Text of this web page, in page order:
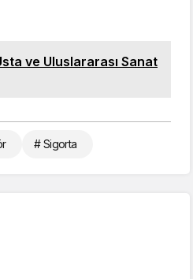
ve Uluslararası Sanat
# Sigorta